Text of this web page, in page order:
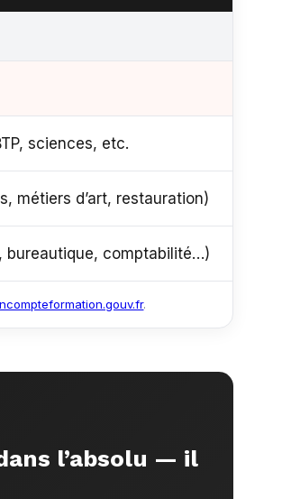
sciences, etc.
métiers d’art, restauration)
bureautique, comptabilité…)
.
l’absolu — il